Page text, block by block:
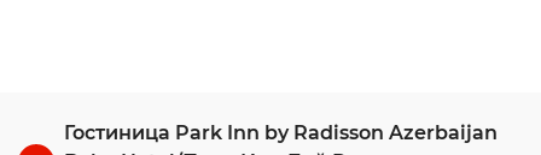
Гостиница Park Inn by Radisson Azerbaijan